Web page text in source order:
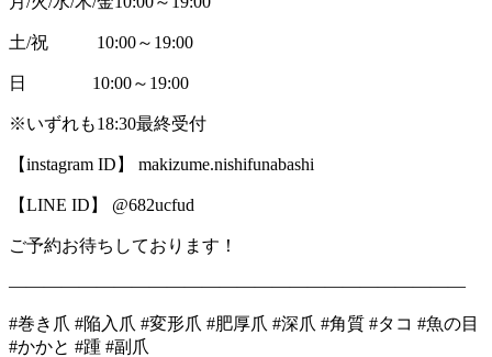
土/祝 10:00～19:00
日 10:00～19:00
※いずれも18:30最終受付
【instagram ID】 makizume.nishifunabashi
【LINE ID】 @682ucfud
ご予約お待ちしております！
――――――――――――――――――――――――――
#巻き爪 #陥入爪 #変形爪 #肥厚爪 #深爪 #角質 #タコ #魚の目
#かかと #踵 #副爪